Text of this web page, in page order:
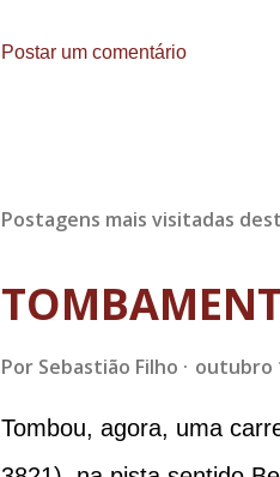
Postar um comentário
Postagens mais visitadas
Por Sebastião Filho outubro
Tombou, agora, uma